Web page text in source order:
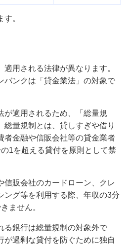
解説
る手数料・利息とは？抑える
ョンも紹介
はいくら？費用を抑える方法
給与所得者全体の何割？手取り
説
」を分かりやすく解説！対象
トを確認しよう
ッシング枠とカードローンの
ドについても解説
ッシング枠どっちがいい？金
違いを解説
。
用される法律が異なります。
バンクは「貸金業法」の対象で
が適用されるため、「総量規
総量規制とは、貸しすぎや借り
者金融や信販会社等の貸金業者
1を超える貸付を原則として禁
信販会社のカードローン、クレ
ング等を利用する際、年収の3分
ません。
る銀行は総量規制の対象外で
が過剰な貸付を防ぐために独自